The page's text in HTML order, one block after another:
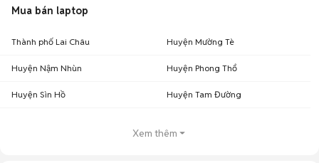
Mua bán laptop
Thành phố Lai Châu Huyện Mường Tè
Huyện Nậm Nhùn Huyện Phong Thổ
Huyện Sìn Hồ Huyện Tam Đường
Xem thêm